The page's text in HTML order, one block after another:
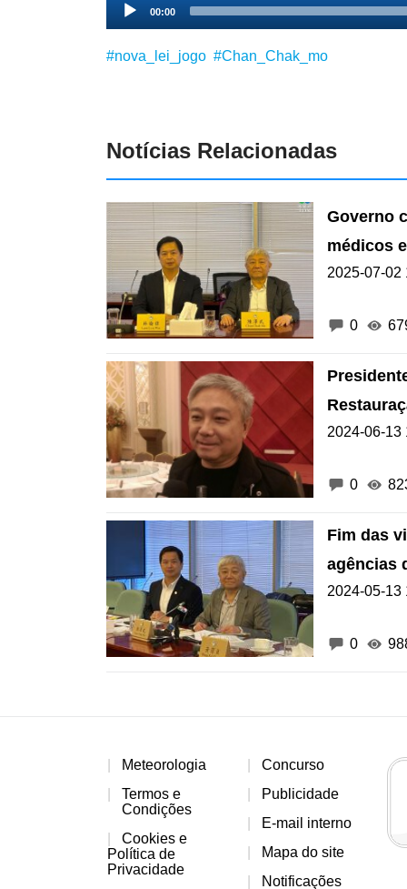
Player
00:00
#nova_lei_jogo #Chan_Chak_mo
Notícias Relacionadas
Governo
médicos
2025-07-02
0
2024-06-13
0
Fim das
agências
2024-05-13
0
Meteorologia
Termos e
Condições
Cookies e
Política de
Privacidade
Concurso
Publicidade
E-mail interno
Mapa do site
Notificações